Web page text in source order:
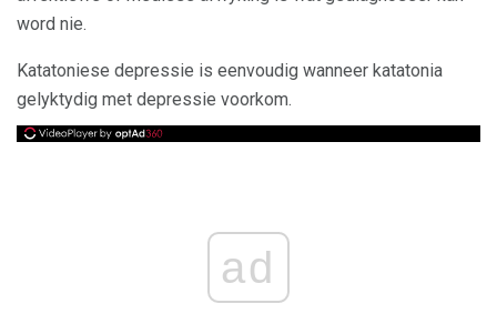
word nie.
Katatoniese depressie is eenvoudig wanneer katatonia
gelyktydig met depressie voorkom.
ad